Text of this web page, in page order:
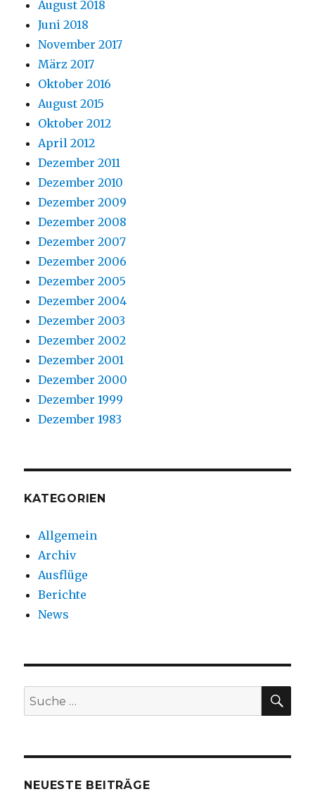
August 2018
Juni 2018
November 2017
März 2017
Oktober 2016
August 2015
Oktober 2012
April 2012
Dezember 2011
Dezember 2010
Dezember 2009
Dezember 2008
Dezember 2007
Dezember 2006
Dezember 2005
Dezember 2004
Dezember 2003
Dezember 2002
Dezember 2001
Dezember 2000
Dezember 1999
Dezember 1983
KATEGORIEN
Allgemein
Archiv
Ausflüge
Berichte
News
Suche
nach:
NEUESTE BEITRÄGE